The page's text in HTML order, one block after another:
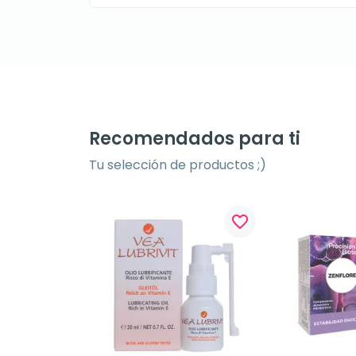
Recomendados para ti
Tu selección de productos ;)
favorite_border